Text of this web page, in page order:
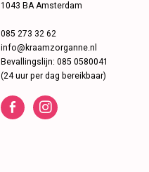
1043 BA Amsterdam
085 273 32 62
info@kraamzorganne.nl
Bevallingslijn: 085 0580041
(24 uur per dag bereikbaar)